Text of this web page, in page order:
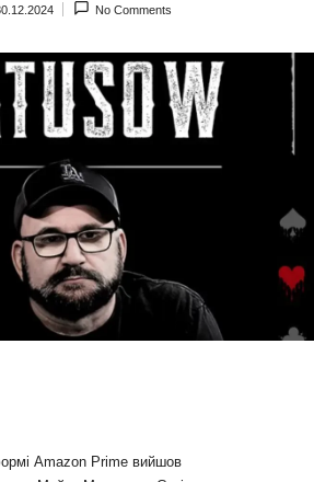
No Comments
Amazon Prime вийшов